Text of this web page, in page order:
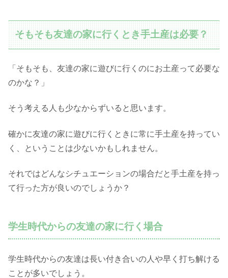
そもそも友達の家に行くとき手土産は必要？
「そもそも、友達の家に遊びに行くのにお土産って必要な
のかな？」
そう考える人も少なからずいると思います。
確かに友達の家に遊びに行くときに常に手土産を持ってい
く、ということは少ないかもしれません。
それではどんなシチュエーションの場合だと手土産を持っ
て行った方が良いのでしょうか？
学生時代からの友達の家に行く場合
学生時代からの友達は長い付き合いの人や早く打ち解ける
ことが多いでしょう。